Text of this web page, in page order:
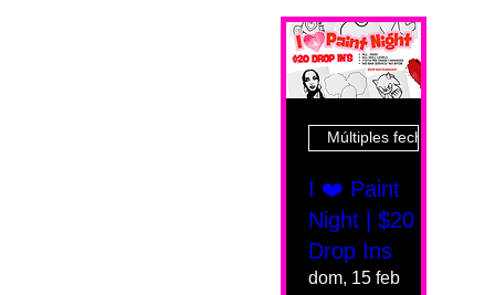
Múltiples fechas
I ❤️ Paint
Night | $20
Drop Ins
dom, 15 feb